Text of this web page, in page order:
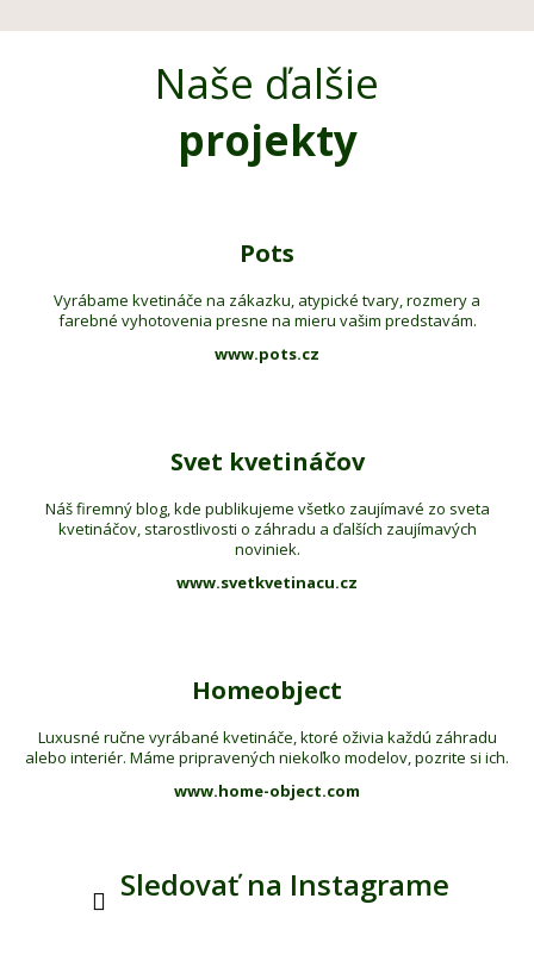
Naše ďalšie
projekty
Pots
Vyrábame kvetináče na zákazku, atypické tvary, rozmery a
farebné vyhotovenia presne na mieru vašim predstavám.
www.pots.cz
Svet kvetináčov
Náš firemný blog, kde publikujeme všetko zaujímavé zo sveta
kvetináčov, starostlivosti o záhradu a ďalších zaujímavých
noviniek.
www.svetkvetinacu.cz
Homeobject
Luxusné ručne vyrábané kvetináče, ktoré oživia každú záhradu
alebo interiér. Máme pripravených niekoľko modelov, pozrite si ich.
www.home-object.com
Sledovať na Instagrame